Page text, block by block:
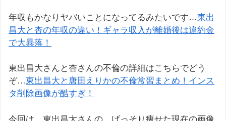
年収もかなりヤバいことになってるみたいです…東出
昌大と杏の年収の違い！ギャラ収入が離婚後は違約金
で大暴落！
東出昌大さんと杏さんの不倫の詳細はこちらでどう
ぞ…東出昌大と唐田えりかの不倫常習まとめ！インス
タ削除画像が酷すぎ！